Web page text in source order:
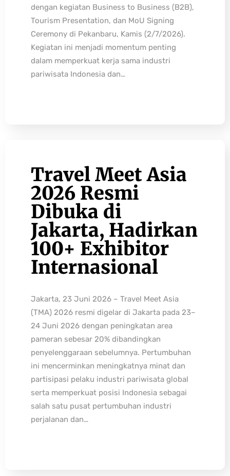
dengan kegiatan Business to Business (B2B),
Tourism Presentation, dan MoU Signing
Ceremony di Pekanbaru, Kamis (2/7/2026).
Kegiatan ini menjadi momentum penting
dalam memperkuat kerja sama industri
pariwisata Indonesia dan…
Travel Meet Asia
2026 Resmi
Dibuka di
Jakarta, Hadirkan
100+ Exhibitor
Internasional
Jakarta, 23 Juni 2026 – Travel Meet Asia
(TMA) 2026 resmi digelar di Jakarta pada 23–
24 Juni 2026 dengan peningkatan area
pameran sebesar 20% dibandingkan
penyelenggaraan sebelumnya. Pertumbuhan
ini mencerminkan meningkatnya minat dan
partisipasi pelaku industri pariwisata global
serta memperkuat posisi Indonesia sebagai
salah satu pusat pertumbuhan industri
perjalanan dan…